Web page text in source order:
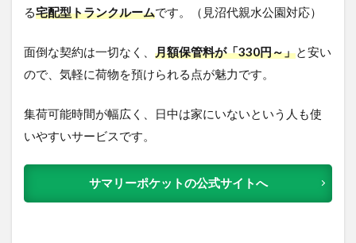
る宅配型トランクルームです。（見沼代親水公園対応）
面倒な契約は一切なく、 月額保管料が「330円～」と安い
ので、気軽に荷物を預けられる点が魅力です。
集荷可能時間が幅広く、日中は家にいないという人も使
いやすいサービスです。
サマリーポケットの公式サイトへ